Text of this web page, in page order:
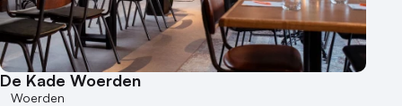
De Kade Woerden
Woerden